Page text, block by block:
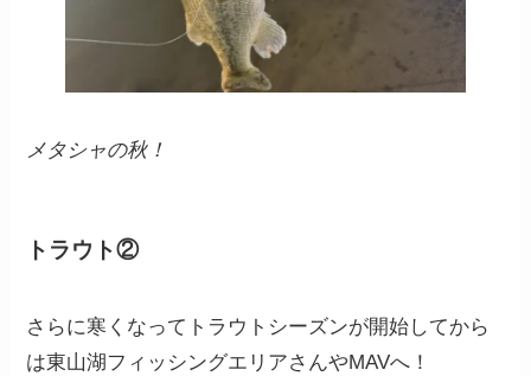
メタシャの秋！
トラウト②
さらに寒くなってトラウトシーズンが開始してから
は東山湖フィッシングエリアさんやMAVへ！